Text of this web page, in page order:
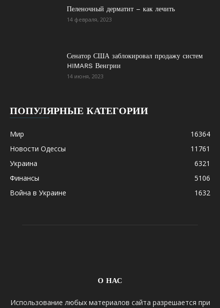
Пеленочный дерматит – как лечить
14 февраля, 2023
Сенатор США заблокировал продажу систем
HIMARS Венгрии
14 июня, 2023
ПОПУЛЯРНЫЕ КАТЕГОРИИ
Мир
16364
Новости Одессы
11761
Украина
6321
Финансы
5106
Война в Украине
1632
О НАС
Использование любых материалов сайта разрешается при